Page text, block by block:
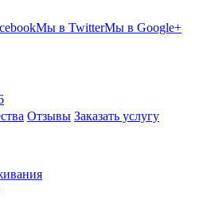
Мы в TwitterМы в Google+
Отзывы Заказать услугу